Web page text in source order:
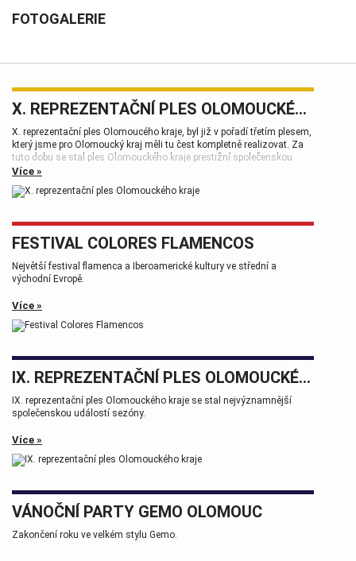
FOTOGALERIE
X. REPREZENTAČNÍ PLES OLOMOUCKÉHO KRAJE
X. reprezentační ples Olomoucého kraje, byl již v pořadí třetím plesem,
který jsme pro Olomoucký kraj měli tu čest kompletně realizovat. Za
tuto dobu se stal ples Olomouckého kraje prestižní společenskou
událostí, která patří k vrcholům plesové sezóny.
Více »
FESTIVAL COLORES FLAMENCOS
Největší festival flamenca a Iberoamerické kultury ve střední a
východní Evropě.
Více »
IX. REPREZENTAČNÍ PLES OLOMOUCKÉHO KRAJE
IX. reprezentační ples Olomouckého kraje se stal nejvýznamnější
společenskou událostí sezóny.
Více »
VÁNOČNÍ PARTY GEMO OLOMOUC
Zakončení roku ve velkém stylu Gemo.